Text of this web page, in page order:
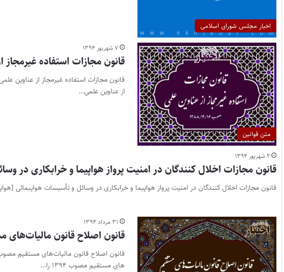
اخبار مجلس شورای اسلامی
متن قوانین
۷ شهریور ۱۳۹۴
قانون مجازات استفاده غیرمجاز
از عناوین علمی…
۲ شهریور ۱۳۹۴
قانون مجازات اخلال‌ کنندگان در امنیت پرواز هواپیما و خرابکاری در
قانون مجازات اخلال‌ کنندگان در امنیت پرواز هواپیما و خرابکاری در وسائل و تأسیسات هواپبمائی [هواپیمائی] مصوب ۱۳۴۹/
۳۱ مرداد ۱۳۹۴
قانون اصلاح قانون مالیات‌های
های مستقیم مصوب ۱۳۹۴ را…